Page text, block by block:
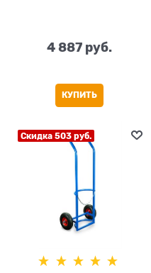
4 887 руб.
КУПИТЬ
Скидка 503 руб.